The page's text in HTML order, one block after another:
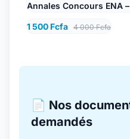
Annales Concours ENA
1 500 Fcfa 4 000 Fcfa
📄 Nos
demandés